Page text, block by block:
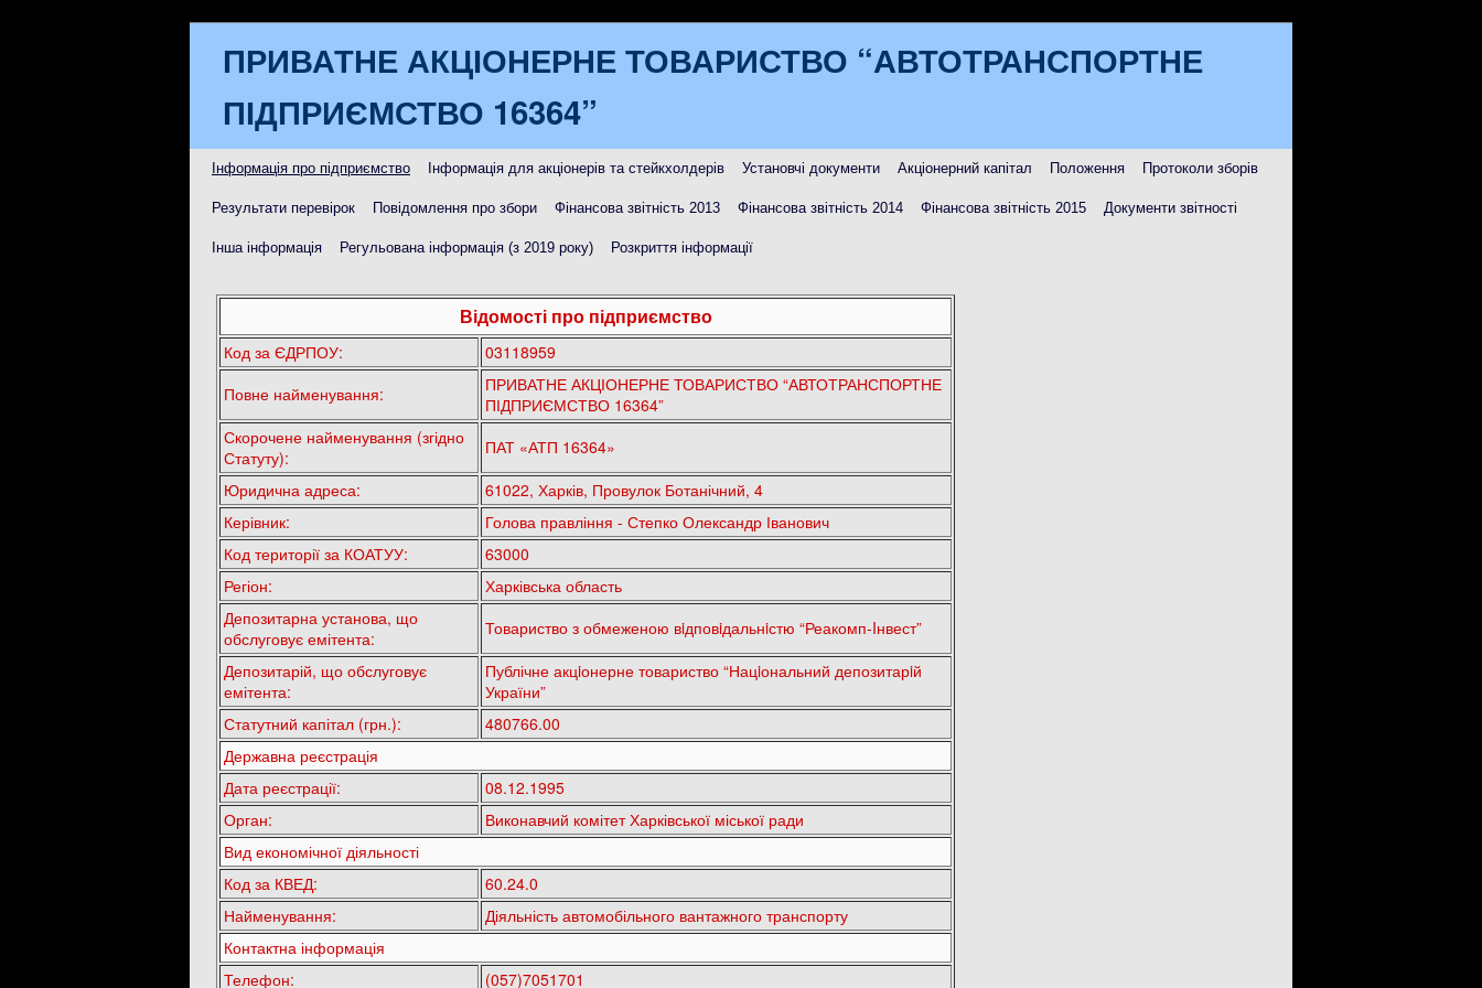
ПРИВАТНЕ АКЦІОНЕРНЕ ТОВАРИСТВО “АВТОТРАНСПОРТНЕ
ПІДПРИЄМСТВО 16364”
Інформація про підприємство Інформація для акціонерів та стейкхолдерів Установчі документи Акціонерний капітал Положення Протоколи зборів
Результати перевірок Повідомлення про збори Фінансова звітність 2013 Фінансова звітність 2014 Фінансова звітність 2015 Документи звітності
Інша інформація Регульована інформація (з 2019 року) Розкриття інформації
Відомості про підприємство
Код за ЄДРПОУ:
03118959
Повне найменування:
ПРИВАТНЕ АКЦІОНЕРНЕ ТОВАРИСТВО “АВТОТРАНСПОРТНЕ
ПІДПРИЄМСТВО 16364”
Скорочене найменування (згідно
Статуту):
ПАТ «АТП 16364»
Юридична адреса:
61022, Харків, Провулок Ботанічний, 4
Керівник:
Голова правління - Степко Олександр Іванович
Код території за КОАТУУ:
63000
Регіон:
Харківська область
Депозитарна установа, що
обслуговує емітента:
Товариство з обмеженою вiдповiдальнiстю “Реакомп-Iнвест”
Депозитарій, що обслуговує
емітента:
Публічне акцiонерне товариство “Нацiональний депозитарiй
України”
Статутний капітал (грн.):
480766.00
Державна реєстрація
Дата реєстрації:
08.12.1995
Орган:
Виконавчий комітет Харківської міської ради
Вид економічної діяльності
Код за КВЕД:
60.24.0
Найменування:
Діяльність автомобільного вантажного транспорту
Контактна інформація
Телефон:
(057)7051701